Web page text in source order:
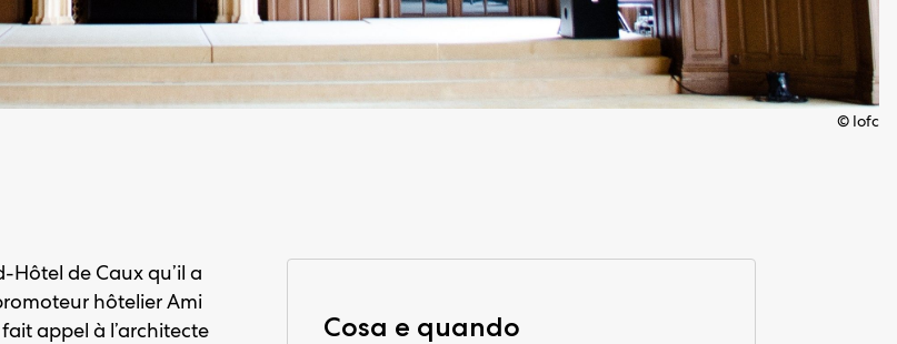
© Iofc
de Caux qu’il a
hôtelier Ami
appel à l’architecte
Cosa e quando